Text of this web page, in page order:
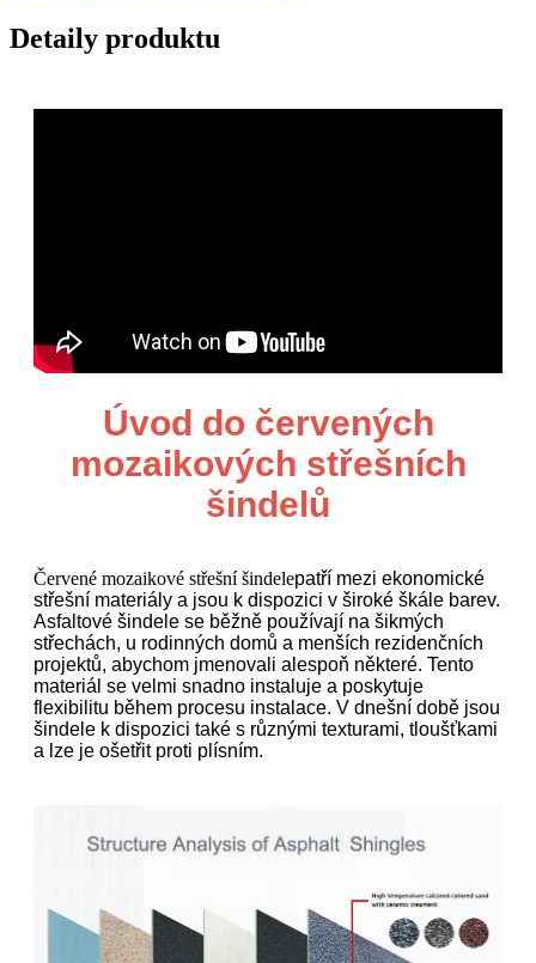
Detaily produktu
Úvod do červených
mozaikových střešních
šindelů
Červené mozaikové střešní šindelepatří mezi ekonomické
střešní materiály a jsou k dispozici v široké škále barev.
Asfaltové šindele se běžně používají na šikmých
střechách, u rodinných domů a menších rezidenčních
projektů, abychom jmenovali alespoň některé. Tento
materiál se velmi snadno instaluje a poskytuje
flexibilitu během procesu instalace. V dnešní době jsou
šindele k dispozici také s různými texturami, tloušťkami
a lze je ošetřit proti plísním.